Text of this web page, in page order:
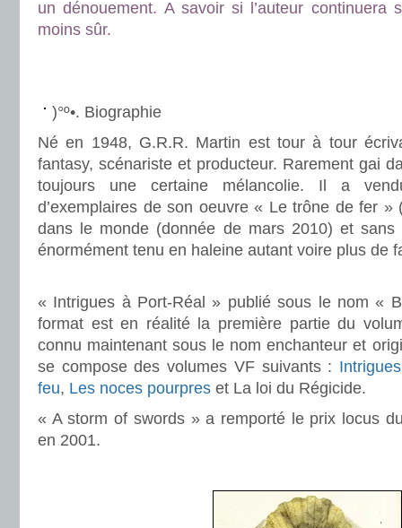
un dénouement. A savoir si l’auteur continuera
moins sûr.
)°º•. Biographie
Né en 1948, G.R.R. Martin est tour à tour
fantasy, scénariste et producteur. Rarement gai
toujours une certaine mélancolie. Il a
d’exemplaires de son oeuvre « Le trône de fer
dans le monde (donnée de mars 2010) et
énormément tenu en haleine autant voire plus de
« Intrigues à Port-Réal » publié sous le nom «
format est en réalité la première partie du
connu maintenant sous le nom enchanteur et
se compose des volumes VF suivants :
feu, Les noces pourpres et La loi du Régicide.
« A storm of swords » a remporté le prix locus
en 2001.